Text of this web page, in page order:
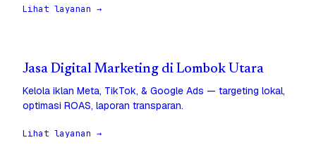
Lihat layanan →
Jasa Digital Marketing di Lombok Utara
Kelola iklan Meta, TikTok, & Google Ads — targeting lokal,
optimasi ROAS, laporan transparan.
Lihat layanan →